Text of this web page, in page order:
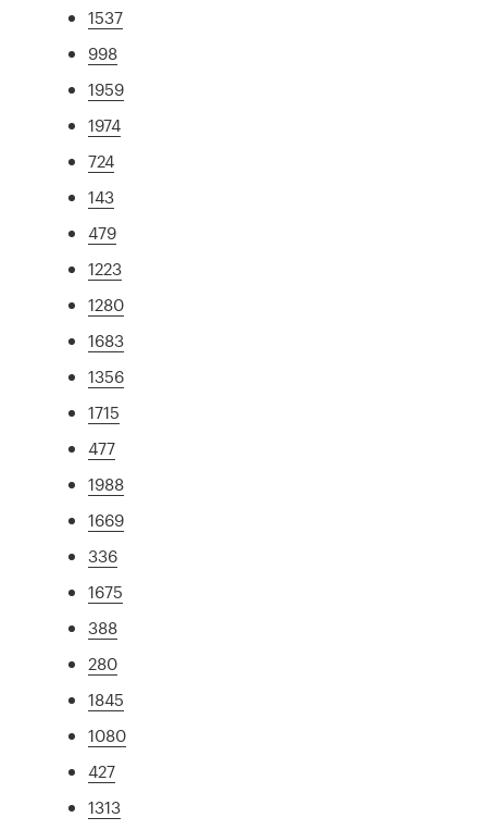
1537
998
1959
1974
724
143
479
1223
1280
1683
1356
1715
477
1988
1669
336
1675
388
280
1845
1080
427
1313